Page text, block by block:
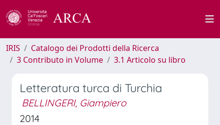
IRIS
Catalogo dei Prodotti della Ricerca
3 Contributo in Volume
3.1 Articolo su libro
Letteratura turca di Turchia
BELLINGERI, Giampiero
2014